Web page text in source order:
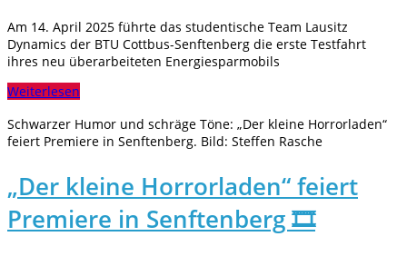
Am 14. April 2025 führte das studentische Team Lausitz
Dynamics der BTU Cottbus-Senftenberg die erste Testfahrt
ihres neu überarbeiteten Energiesparmobils
Weiterlesen
Schwarzer Humor und schräge Töne: „Der kleine Horrorladen“
feiert Premiere in Senftenberg. Bild: Steffen Rasche
„Der kleine Horrorladen“ feiert
Premiere in Senftenberg 🎞️